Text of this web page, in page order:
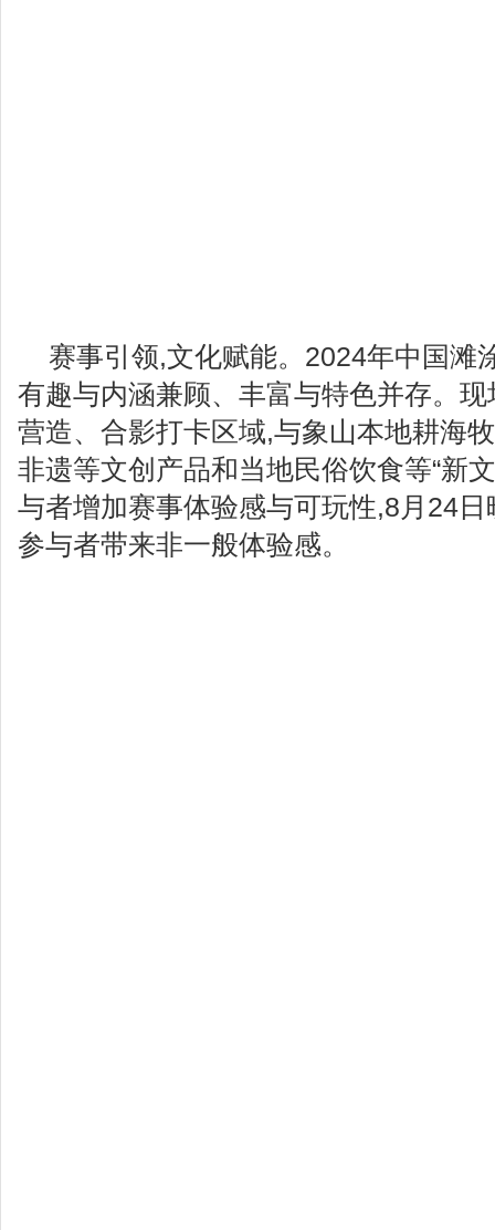
赛事引领,文化赋能。2024年中国滩
有趣与内涵兼顾、丰富与特色并存。
营造、合影打卡区域,与象山本地耕海
非遗等文创产品和当地民俗饮食等“新
与者增加赛事体验感与可玩性,8月24
参与者带来非一般体验感。